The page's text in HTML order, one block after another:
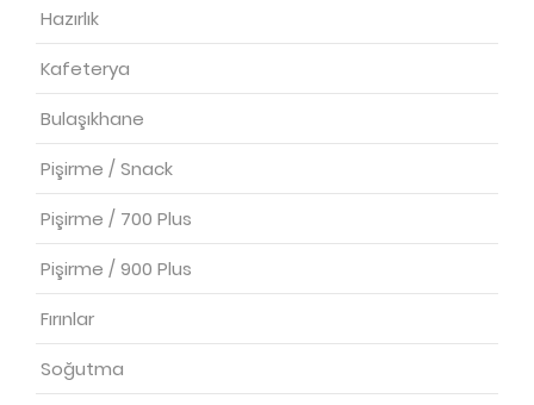
Hazırlık
Kafeterya
Bulaşıkhane
Pişirme / Snack
Pişirme / 700 Plus
Pişirme / 900 Plus
Fırınlar
Soğutma